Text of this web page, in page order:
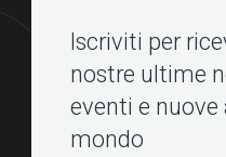
Iscriviti per
nostre ultime
eventi e
mondo